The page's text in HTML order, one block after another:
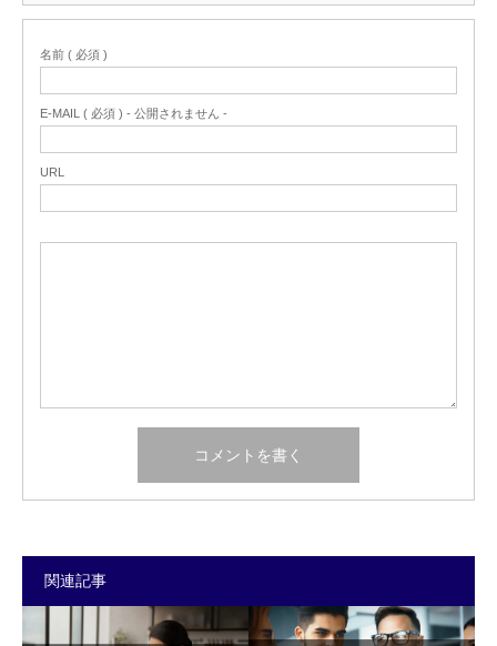
名前 ( 必須 )
E-MAIL ( 必須 ) - 公開されません -
URL
関連記事